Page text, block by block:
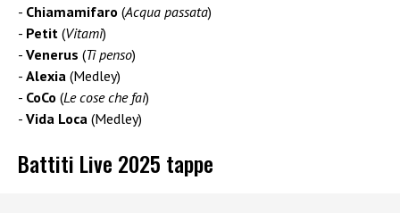
Chiamamifaro (Acqua passata)
Petit (Vitamì)
Venerus (Ti penso)
Alexia (Medley)
CoCo (Le cose che fai)
Vida Loca (Medley)
Battiti Live 2025 tappe